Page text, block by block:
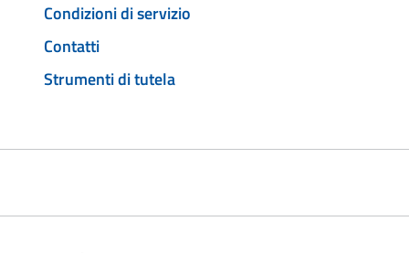
Condizioni di servizio
Contatti
Strumenti di tutela